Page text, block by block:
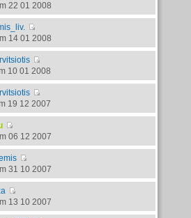
22 01 2008
14 01 2008
10 01 2008
19 12 2007
06 12 2007
31 10 2007
13 10 2007